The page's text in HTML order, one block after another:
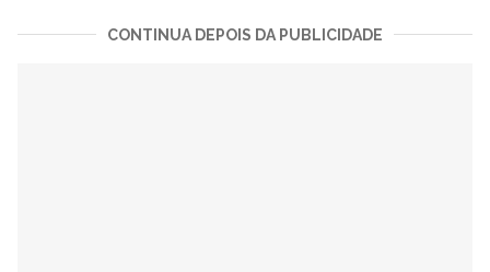
CONTINUA DEPOIS DA PUBLICIDADE